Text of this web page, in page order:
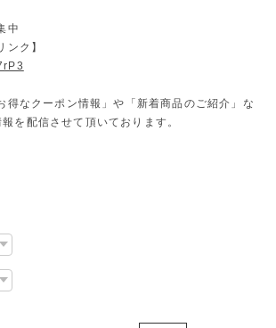
中
ンク】
得なクーポン情報」や「新着商品のご紹介」な
を配信させて頂いております。